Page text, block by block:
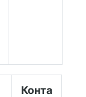
Конта